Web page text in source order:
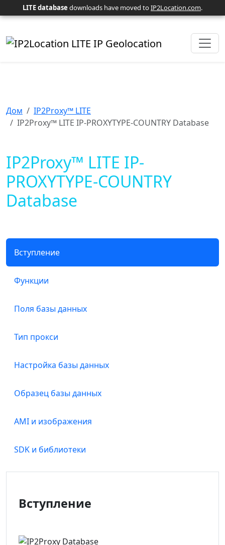
LITE database downloads have moved toIP2Location.com.
Дом
IP2Proxy™ LITE
IP2Proxy™ LITE IP-PROXYTYPE-COUNTRY Database
IP2Proxy™ LITE IP-
PROXYTYPE-COUNTRY
Database
Вступление
Функции
Поля базы данных
Тип прокси
Настройка базы данных
Образец базы данных
AMI и изображения
SDK и библиотеки
Вступление